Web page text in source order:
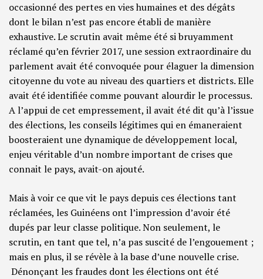
occasionné des pertes en vies humaines et des dégâts
dont le bilan n’est pas encore établi de manière
exhaustive. Le scrutin avait même été si bruyamment
réclamé qu’en février 2017, une session extraordinaire du
parlement avait été convoquée pour élaguer la dimension
citoyenne du vote au niveau des quartiers et districts. Elle
avait été identifiée comme pouvant alourdir le processus.
A l’appui de cet empressement, il avait été dit qu’à l’issue
des élections, les conseils légitimes qui en émaneraient
boosteraient une dynamique de développement local,
enjeu véritable d’un nombre important de crises que
connait le pays, avait-on ajouté.
Mais à voir ce que vit le pays depuis ces élections tant
réclamées, les Guinéens ont l’impression d’avoir été
dupés par leur classe politique. Non seulement, le
scrutin, en tant que tel, n’a pas suscité de l’engouement ;
mais en plus, il se révèle à la base d’une nouvelle crise.
Dénonçant les fraudes dont les élections ont été